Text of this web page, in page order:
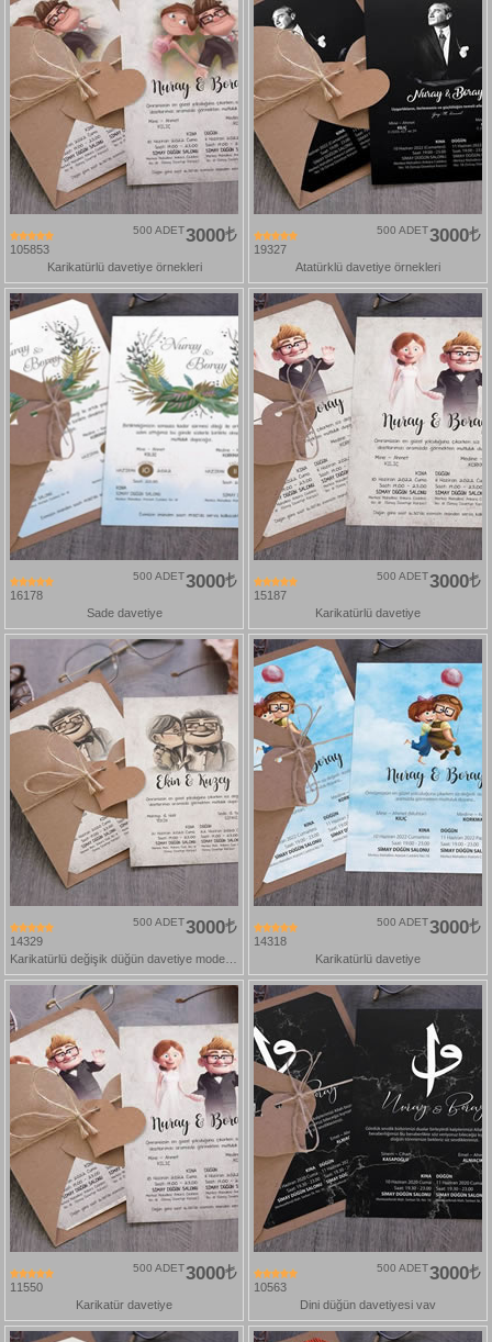
105853
3000
500 ADET
Karikatürlü davetiye örnekleri
19327
3000
500 ADET
Atatürklü davetiye örnekleri
16178
3000
500 ADET
Sade davetiye
15187
3000
500 ADET
Karikatürlü davetiye
14329
3000
500 ADET
14318
3000
500 ADET
Karikatürlü davetiye
11550
3000
500 ADET
Karikatür davetiye
10563
3000
500 ADET
Dini düğün davetiyesi vav